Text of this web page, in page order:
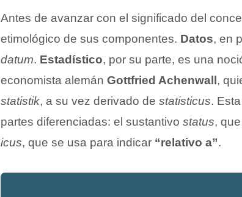
Antes de avanzar con el significado del
etimológico de sus componentes. Datos, en
datum. Estadístico, por su parte, es una
economista alemán Gottfried Achenwall ,
statistik, a su vez derivado de statisticus.
partes diferenciadas: el sustantivo status,
icus, que se usa para indicar “relativo a”.